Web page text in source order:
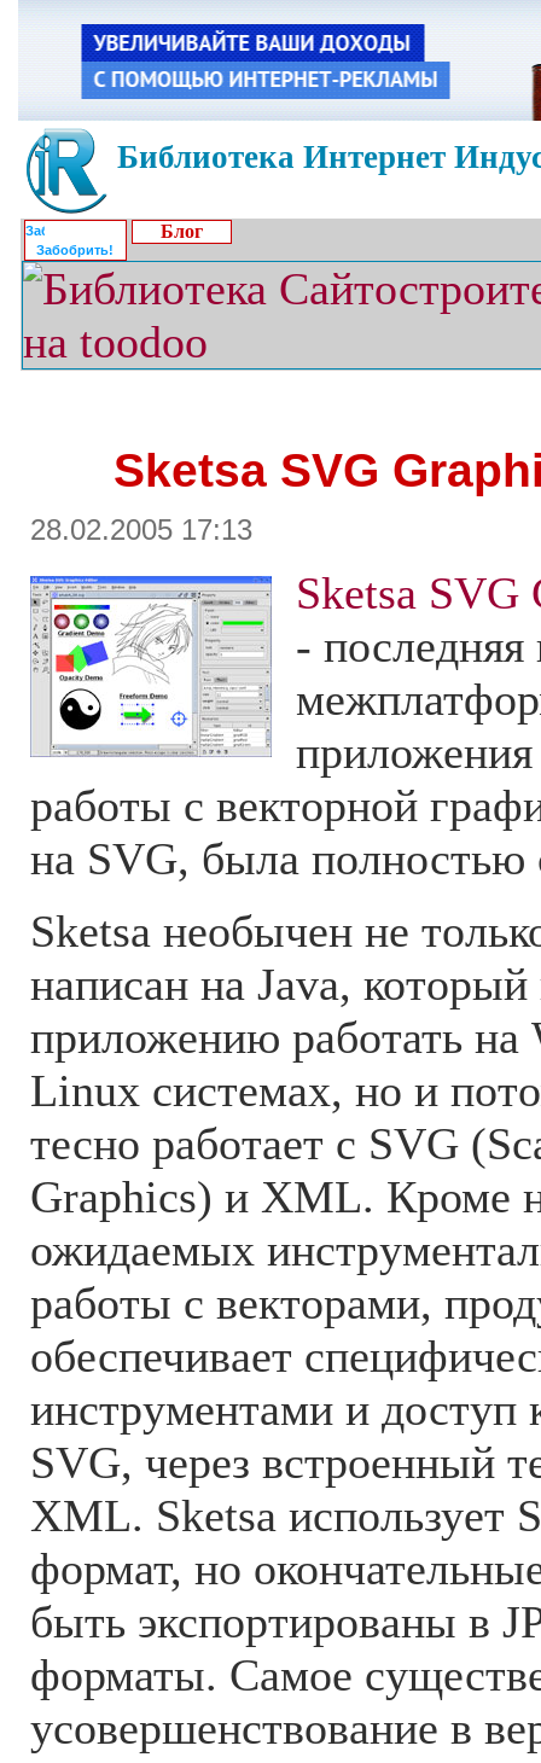
Библиотека Интернет
Забобрить!
Блог
Sketsa SVG
28.02.2005 17:13
Sketsa SVG
- последняя
работы с векторной
на SVG, была полностью
Sketsa необычен не
написан на Java, который
приложению работать
Linux системах, но и
тесно работает с SVG
Graphics) и XML. Кроме
ожидаемых
работы с векторами,
обеспечивает
инструментами и доступ
SVG, через встроенный
XML. Sketsa использует
формат, но
быть экспортированы в
форматы. Самое
усовершенствование в